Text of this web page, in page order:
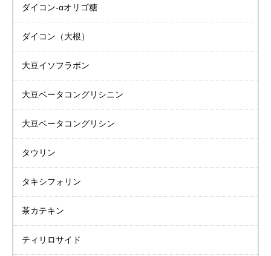
ダイコン-αオリゴ糖
ダイコン（大根）
大豆イソフラボン
大豆ベータコングリシニン
大豆ベータコングリシン
タウリン
タキシフォリン
茶カテキン
ティリロサイド